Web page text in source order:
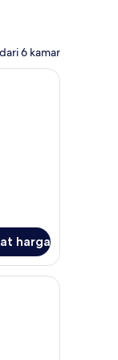
6 kamar
meja kerja, dan
harga